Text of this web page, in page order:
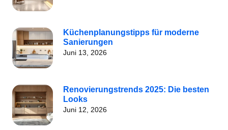
Küchenplanungstipps für moderne
Sanierungen
Juni 13, 2026
Renovierungstrends 2025: Die besten
Looks
Juni 12, 2026